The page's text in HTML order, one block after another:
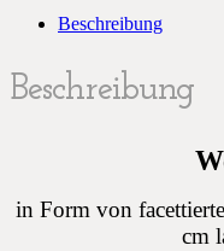
MengeBeschreibung
Beschreibung
in Form von
cm